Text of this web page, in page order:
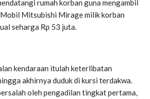
rumah korban guna mengambil
Mobil Mitsubishi Mirage milik korban
seharga Rp 53 juta.
kendaraan itulah keterlibatan
akhirnya duduk di kursi terdakwa.
oleh pengadilan tingkat pertama,